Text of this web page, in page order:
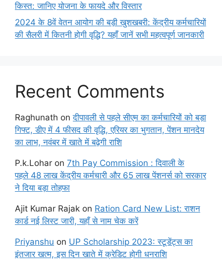
किस्त: जानिए योजना के फायदे और विस्तार
2024 के 8वें वेतन आयोग की बड़ी खुशखबरी: केंद्रीय कर्मचारियों
की सैलरी में कितनी होगी वृद्धि? यहाँ जानें सभी महत्वपूर्ण जानकारी
Recent Comments
Raghunath onदीपावली से पहले सीएम का कर्मचारियों को बड़ा
गिफ्ट, डीए में 4 फीसद की वृद्धि, एरियर का भुगतान, पेंशन मानदेय
का लाभ, नवंबर में खाते में बढ़ेगी राशि
P.k.Lohar on 7th Pay Commission : दिवाली के
पहले 48 लाख केंद्रीय कर्मचारी और 65 लाख पेंशनर्स को सरकार
ने दिया बड़ा तोहफा
Ajit Kumar Rajak on Ration Card New List: राशन
कार्ड नई लिस्ट जारी, यहाँ से नाम चेक करें
Priyanshu on UP Scholarship 2023: स्टूडेंट्स का
इंतजार खत्म, इस दिन खाते में क्रेडिट होगी धनराशि